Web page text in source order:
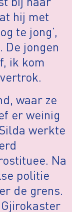
hij met
te jong’,
De jongen
ik kom
waar ze
er weinig
werkte
Na
politie
de grens.